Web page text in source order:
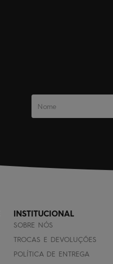
INSTITUCIONAL
SOBRE NÓS
TROCAS E DEVOLUÇÕES
POLÍTICA DE ENTREGA